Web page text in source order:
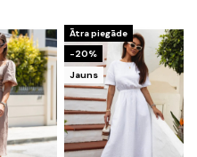
Ātra piegāde
-20%
Jauns